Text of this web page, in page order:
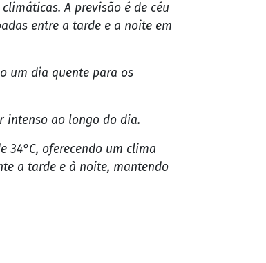
A previsão é de céu
entre a tarde e a noite em
um dia quente para os
intenso ao longo do dia.
34°C, oferecendo um clima
a tarde e à noite, mantendo